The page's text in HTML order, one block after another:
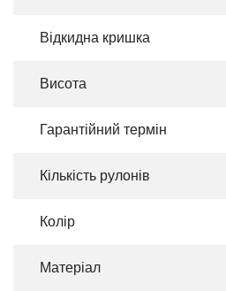
Відкидна кришка
Висота
Гарантійний термін
Кількість рулонів
Колір
Матеріал